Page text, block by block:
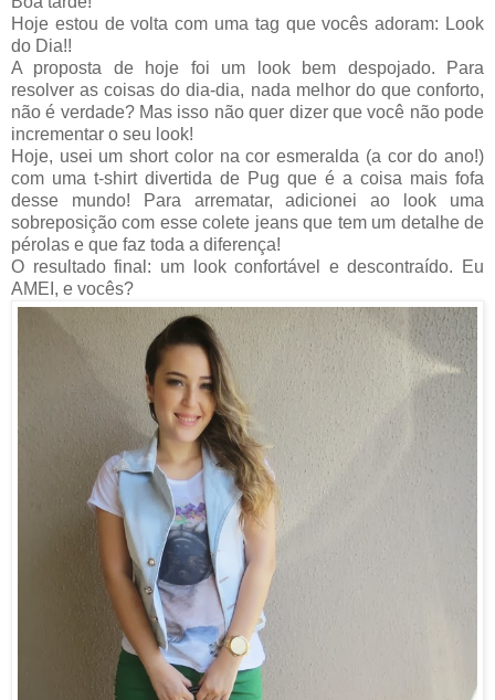
Hoje estou de volta com uma tag que vocês adoram: Look
do Dia!!
A proposta de hoje foi um look bem despojado. Para
resolver as coisas do dia-dia, nada melhor do que conforto,
não é verdade? Mas isso não quer dizer que você não pode
incrementar o seu look!
Hoje, usei um short color na cor esmeralda (a cor do ano!)
com uma t-shirt divertida de Pug que é a coisa mais fofa
desse mundo! Para arrematar, adicionei ao look uma
sobreposição com esse colete jeans que tem um detalhe de
pérolas e que faz toda a diferença!
O resultado final: um look confortável e descontraído. Eu
AMEI, e vocês?